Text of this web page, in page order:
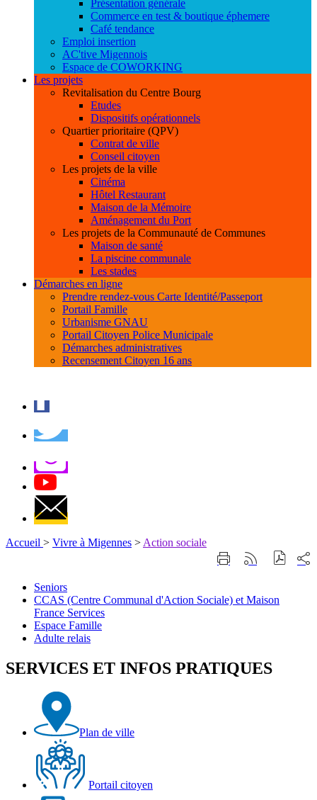
Présentation générale
Commerce en test & boutique éphemere
Café tendance
Emploi insertion
AC'tive Migennois
Espace de COWORKING
Les projets
Revitalisation du Centre Bourg
Etudes
Dispositifs opérationnels
Quartier prioritaire (QPV)
Contrat de ville
Conseil citoyen
Les projets de la ville
Cinéma
Hôtel Restaurant
Maison de la Mémoire
Aménagement du Port
Les projets de la Communauté de Communes
Maison de santé
La piscine communale
Les stades
Démarches en ligne
Prendre rendez-vous Carte Identité/Passeport
Portail Famille
Urbanisme GNAU
Portail Citoyen Police Municipale
Démarches administratives
Recensement Citoyen 16 ans
Accueil > Vivre à Migennes > Action sociale
ImprimerGénérer
RSS
sur
Seniors
CCAS (Centre Communal d'Action Sociale) et Maison
France Services
Espace Famille
Adulte relais
SERVICES ET INFOS PRATIQUES
Plan de ville
Portail citoyen